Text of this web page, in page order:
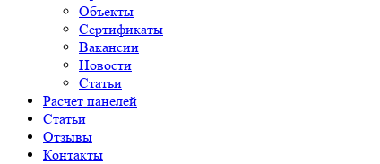
Объекты
Сертификаты
Вакансии
Новости
Статьи
Расчет панелей
Статьи
Отзывы
Контакты